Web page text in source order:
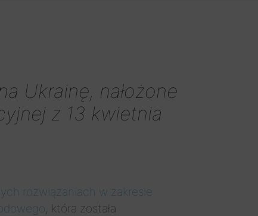
Ukrainę, nałożone
z 13 kwietnia
rozwiązaniach w zakresie
, która została